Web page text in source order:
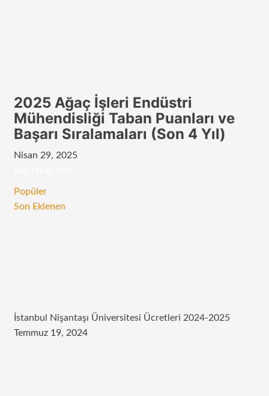
2025 Ağaç İşleri Endüstri
Mühendisliği Taban Puanları ve
Başarı Sıralamaları (Son 4 Yıl)
Nisan 29, 2025
Popüler
Son Eklenen
İstanbul Nişantaşı Üniversitesi Ücretleri 2024-2025
Temmuz 19, 2024